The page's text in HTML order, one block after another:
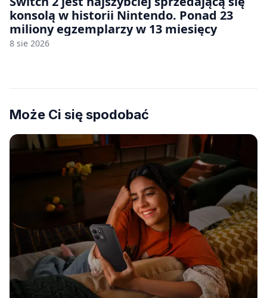
konsolą w historii Nintendo. Ponad 23
miliony egzemplarzy w 13 miesięcy
8 sie 2026
Może Ci się spodobać